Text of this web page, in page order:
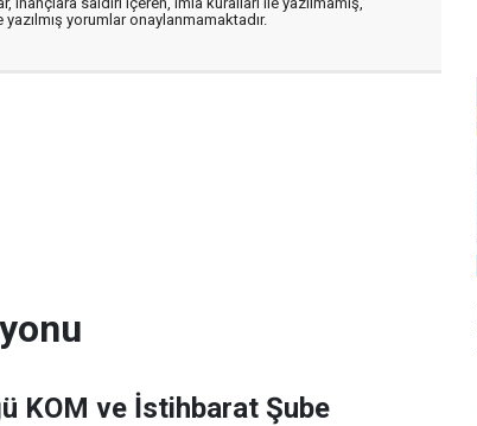
yorumlar onaylanmamaktadır.
KOM ve İstihbarat Şube